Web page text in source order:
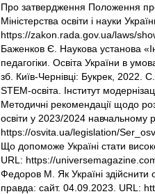
Про затвердження Положення про
Міністерства освіти і науки
https://zakon.rada.gov.ua/laws/
Баженков Є. Наукова установа
педагогіки. Освіта України в
зб. Київ-Чернівці: Букрек, 2022.
STEM-освіта. Інститут
Методичні рекомендації щодо
освіти у 2023/2024
https://osvita.ua/legislation/
Що допоможе Україні стати
URL: https://
Федоров М. Як Україні здійснити
правда: сайт. 04.09.2023. URL: